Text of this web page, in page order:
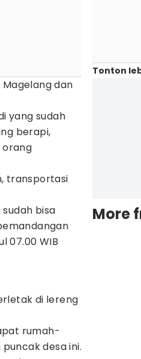
dan
yang sudah
berapi,
orang
transportasi
bisa
07.00 WIB
di lereng
rumah-
desa ini.
Tonton
More